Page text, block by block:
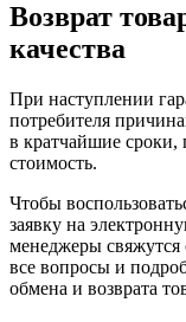
Возврат
качества
При наступлении
потребителя
в кратчайшие
стоимость.
Чтобы
заявку на
менеджеры свяжутся
все вопросы и
обмена и возврата